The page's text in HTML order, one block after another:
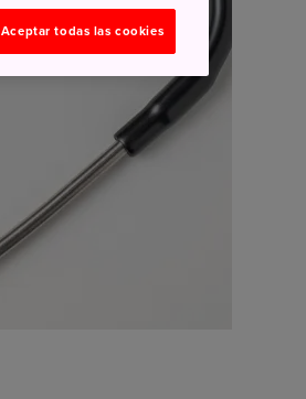
Aceptar todas las cookies